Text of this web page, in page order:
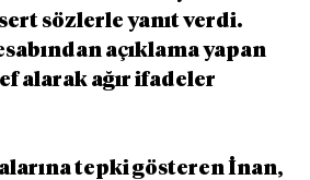
sözlerle yanıt verdi.
açıklama yapan
alarak ağır ifadeler
tepki gösteren İnan,